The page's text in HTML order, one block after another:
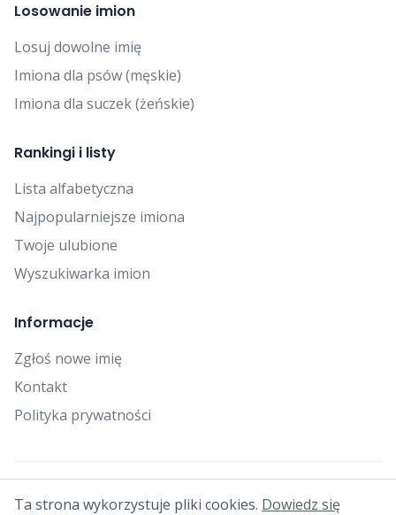
Losowanie imion
Losuj dowolne imię
Imiona dla psów (męskie)
Imiona dla suczek (żeńskie)
Rankingi i listy
Lista alfabetyczna
Najpopularniejsze imiona
Twoje ulubione
Wyszukiwarka imion
Informacje
Zgłoś nowe imię
Kontakt
Polityka prywatności
© 2025 Falcon Bytes. Wszelkie prawa zastrzeżone.
Ta strona wykorzystuje pliki cookies. Dowiedz się